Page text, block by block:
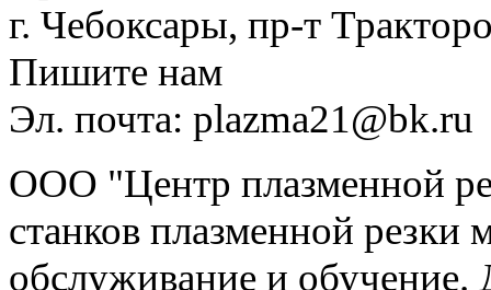
г. Чебоксары, пр-т
Пишите нам
Эл. почта: plazma21@bk.ru
ООО "Центр плазменной
станков плазменной резки
обслуживание и обучение.